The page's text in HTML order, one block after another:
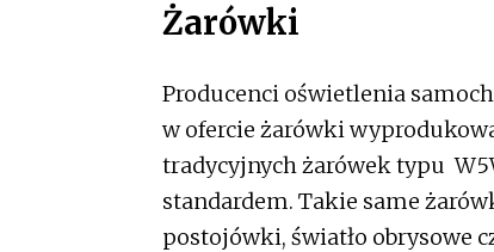
Żarówki
Producenci oświetlenia
w ofercie żarówki
tradycyjnych żarówek typu
standardem. Takie same
postojówki, światło obrysowe